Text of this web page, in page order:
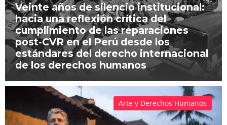
Veinte años de silencio institucional:
hacia una reflexión crítica del
cumplimiento de las reparaciones
post-CVR en el Perú desde los
estándares del derecho internacional
de los derechos humanos
Arte y Derechos Humanos